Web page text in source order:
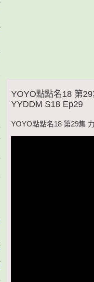
YOYO點點名18 第
YYDDM S18 Ep29
YOYO點點名18 第29集